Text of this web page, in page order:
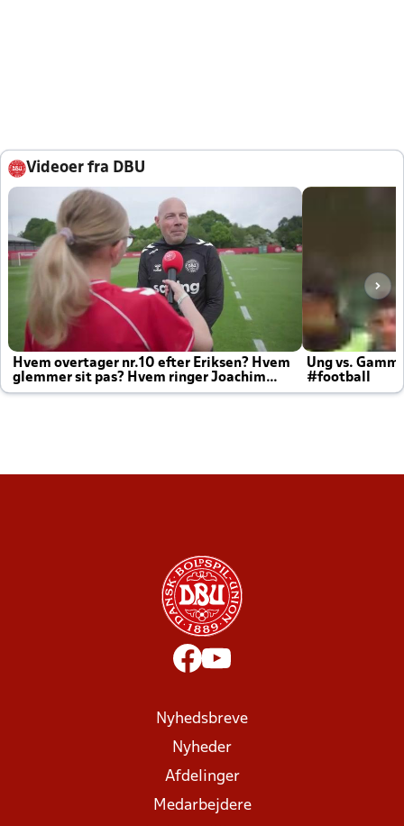
Videoer fra DBU
Hvem overtager nr.10 efter Eriksen? Hvem
glemmer sit pas? Hvem ringer Joachim
altid til efter kampe?
Ung vs.
#football
Nyhedsbreve
Nyheder
Afdelinger
Medarbejdere